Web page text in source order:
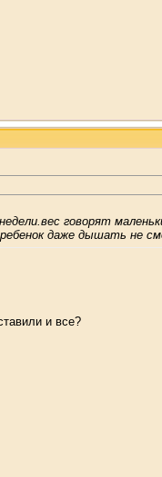
говорят
даже дышать не
и все?